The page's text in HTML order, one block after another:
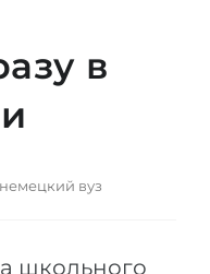
в
вуз
школьного